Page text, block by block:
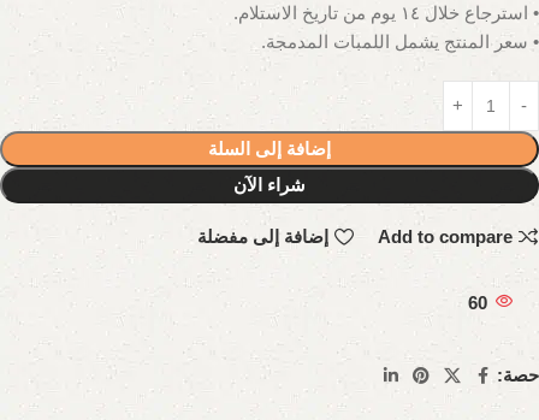
• استرجاع خلال ١٤ يوم من تاريخ الاستلام.
• سعر المنتج يشمل اللمبات المدمجة.
إضافة إلى السلة
شراء الآن
Add to compare إضافة إلى مفضلة
60
حصة: